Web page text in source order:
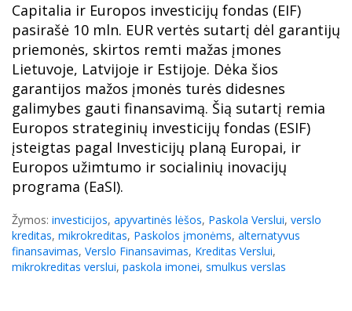
Capitalia ir Europos investicijų fondas (EIF)
pasirašė 10 mln. EUR vertės sutartį dėl garantijų
priemonės, skirtos remti mažas įmones
Lietuvoje, Latvijoje ir Estijoje. Dėka šios
garantijos mažos įmonės turės didesnes
galimybes gauti finansavimą. Šią sutartį remia
Europos strateginių investicijų fondas (ESIF)
įsteigtas pagal Investicijų planą Europai, ir
Europos užimtumo ir socialinių inovacijų
programa (EaSI).
Žymos: investicijos, apyvartinės lėšos, Paskola Verslui, verslo
kreditas, mikrokreditas, Paskolos įmonėms, alternatyvus
finansavimas, Verslo Finansavimas, Kreditas Verslui,
mikrokreditas verslui, paskola imonei, smulkus verslas